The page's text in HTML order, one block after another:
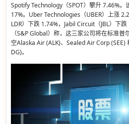
Spotify Technology（SPOT）攀升 7.46%。
17%。Uber Technologies（UBER）上涨
LDR）下跌 1.74%，Jabil Circuit（JBL）下
（S&P Global）称，这三家公司将在标准
空Alaska Air (ALK)、Sealed Air Corp (SEE)
DG)。